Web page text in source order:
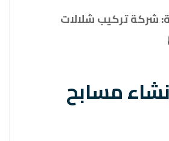
شركة تركيب شلالات
مسابح